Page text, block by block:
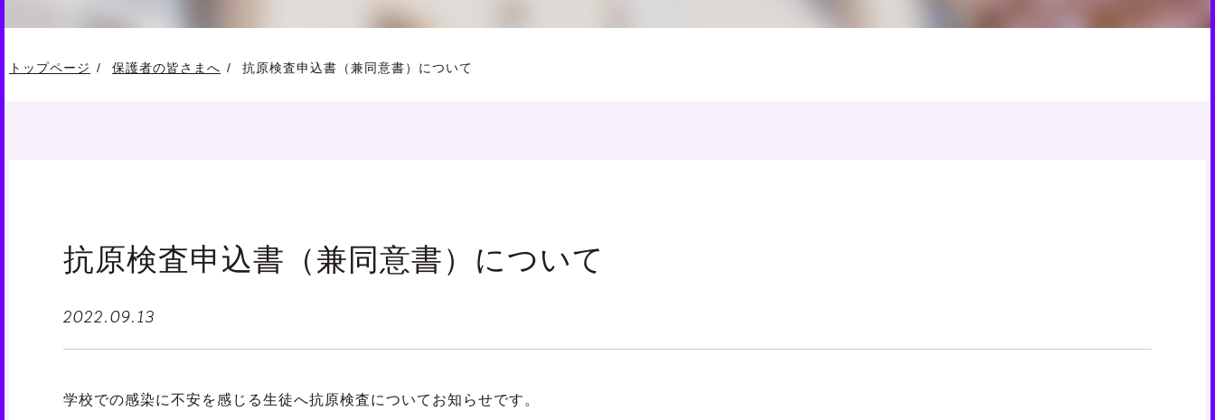
トップページ 保護者の皆さまへ 抗原検査申込書（兼同意書）について
抗原検査申込書（兼同意書）について
2022.09.13
学校での感染に不安を感じる生徒へ抗原検査についてお知らせです。